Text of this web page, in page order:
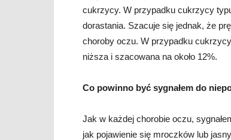
cukrzycy. W przypadku cukrzycy
dorastania. Szacuje się jednak, że
choroby oczu. W przypadku
niższa i szacowana na około 12%.
Co powinno być sygnałem do
Jak w każdej chorobie oczu,
jak pojawienie się mroczków lub